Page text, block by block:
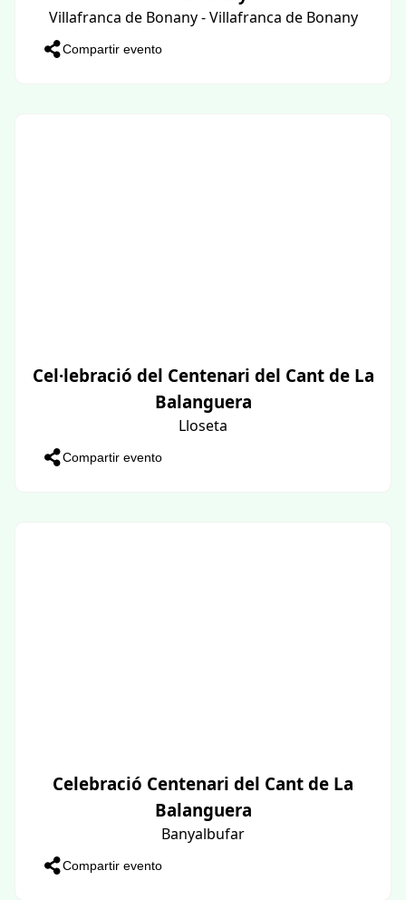
Villafranca de Bonany - Villafranca de Bonany
Compartir evento
Cel·lebració del Centenari del Cant de La
Balanguera
Lloseta
Compartir evento
Celebració Centenari del Cant de La
Balanguera
Banyalbufar
Compartir evento